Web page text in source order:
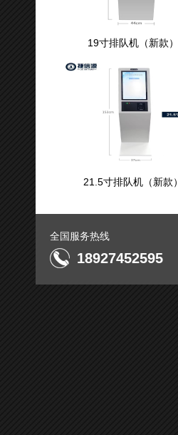
19寸排队机（新款）
21.5寸排队机（新款）
全国服务热线
18927452595